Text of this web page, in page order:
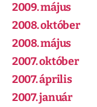
2009. május
2008. október
2008. május
2007. október
2007. április
2007. január